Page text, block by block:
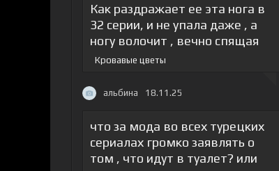
Как раздражает ее эта нога в
32 серии, и не упала даже , а
ногу волочит , вечно спящая
Кровавые цветы
альбина 18.11.25
что за мода во всех турецких
сериалах громко заявлять о
том , что идут в туалет? или